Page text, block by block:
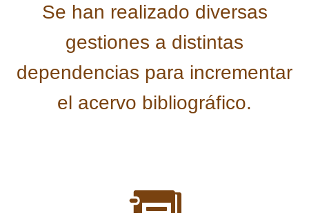
Se han realizado diversas
gestiones a distintas
dependencias para incrementar
el acervo bibliográfico.